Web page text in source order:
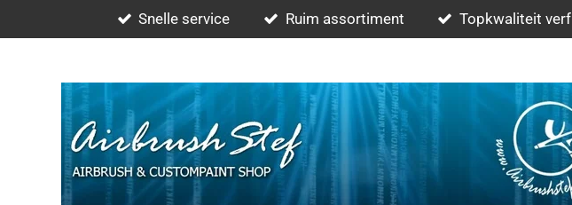
Snelle service Ruim assortiment Topkwaliteit verf